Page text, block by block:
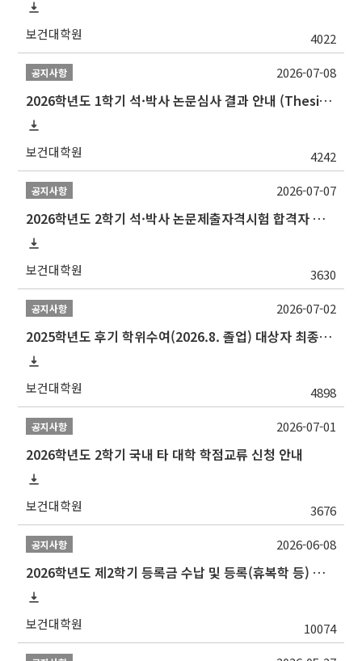
보건대학원 4022
공지사항
2026학년도 1학기 석·박사 논문심사 결과 안내 (Thesis Defense Result)
보건대학원 4242
2026-07-08
공지사항
2026학년도 2학기 석·박사 논문제출자격시험 합격자 공고(TSQ Exam Result)
보건대학원 3630
2026-07-07
공지사항
2025학년도 후기 학위수여(2026.8. 졸업) 대상자 최종인준 논문 제출 안내
보건대학원 4898
2026-07-02
공지사항
2026학년도 2학기 국내 타 대학 학점교류 신청 안내
보건대학원 3676
2026-07-01
공지사항
2026학년도 제2학기 등록금 수납 및 등록(휴복학 등) 일정 안내
보건대학원 10074
2026-06-08